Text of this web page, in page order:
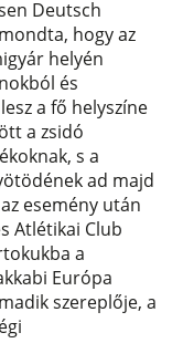
Deutsch
hogy az
helyén
és
a fő helyszíne
a zsidó
s a
ad majd
esemény után
Atlétikai Club
a
Európa
szereplője, a